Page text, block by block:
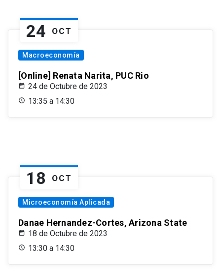
24 OCT
Macroeconomía
[Online] Renata Narita, PUC Rio
24 de Octubre de 2023
13:35 a 14:30
18 OCT
Microeconomía Aplicada
Danae Hernandez-Cortes, Arizona State
18 de Octubre de 2023
13:30 a 14:30